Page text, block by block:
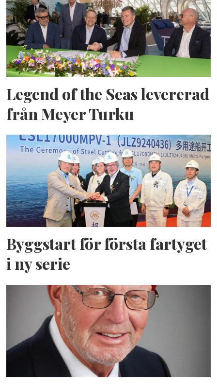
Legend of the Seas levererad
från Meyer Turku
Byggstart för första fartyget
i ny serie